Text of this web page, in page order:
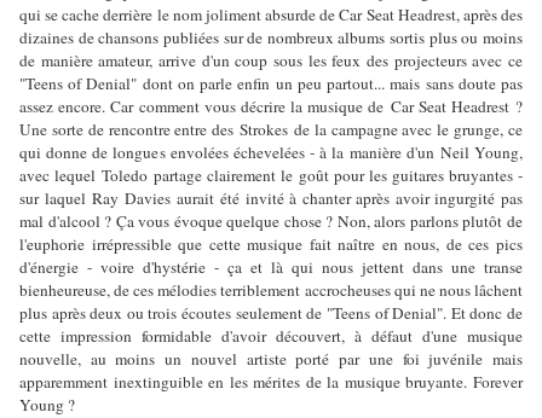
qui se cache derrière le nom joliment absurde de Car Seat Headrest, après des
dizaines de chansons publiées sur de nombreux albums sortis plus ou moins
de manière amateur, arrive d'un coup sous les feux des projecteurs avec ce
"Teens of Denial" dont on parle enfin un peu partout... mais sans doute pas
assez encore. Car comment vous décrire la musique de Car Seat Headrest?
Une sorte de rencontre entre desStrokes de la campagne avec le grunge, ce
qui donne de longues envolées échevelées - à la manière d'un Neil Young,
avec lequelToledo partage clairement le goût pour les guitares bruyantes -
sur laquelRay Daviesaurait été invité à chanter après avoir ingurgité pas
mal d'alcool ? Ça vous évoque quelque chose ? Non, alors parlons plutôt de
l'euphorie irrépressible que cette musique fait naître en nous, de ces pics
d'énergie - voire d'hystérie - ça et là qui nous jettent dans une transe
bienheureuse, de ces mélodies terriblement accrocheuses qui ne nous lâchent
plus après deux ou trois écoutes seulement de "Teens of Denial". Et donc de
cette impression formidable d'avoir découvert, à défaut d'une musique
nouvelle, au moins un nouvel artiste porté par une foi juvénile mais
apparemment inextinguible en les mérites de la musique bruyante. Forever
Young ?